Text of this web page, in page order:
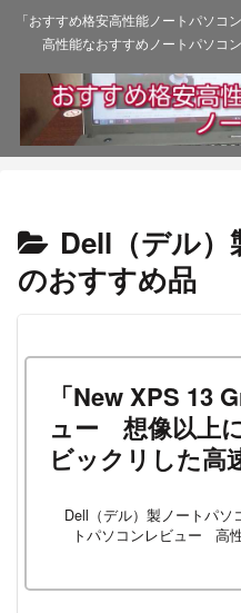
「おすすめ格安高性能ノートパソコ
高性能なおすすめノートパソコ
Dell（デル
のおすすめ品
「New XPS 13
ュー 想像以上
ビックリした高
Dell（デル）製ノートパソ
トパソコンレビュー
高